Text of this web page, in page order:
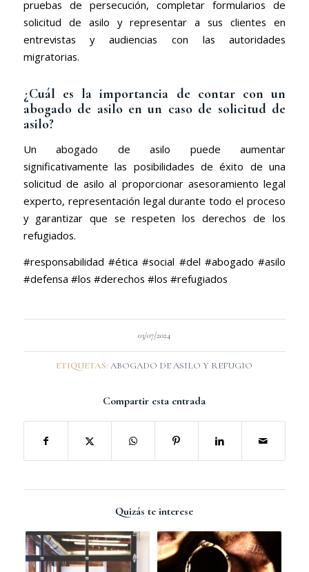
pruebas de persecución, completar formularios de
solicitud de asilo y representar a sus clientes en
entrevistas y audiencias con las autoridades
migratorias.
¿Cuál es la importancia de contar con un
abogado de asilo en un caso de solicitud de
asilo?
Un abogado de asilo puede aumentar
significativamente las posibilidades de éxito de una
solicitud de asilo al proporcionar asesoramiento legal
experto, representación legal durante todo el proceso
y garantizar que se respeten los derechos de los
refugiados.
#responsabilidad #ética #social #del #abogado #asilo
#defensa #los #derechos #los #refugiados
03/07/2024
ETIQUETAS: ABOGADO DE ASILO Y REFUGIO
Compartir esta entrada
Quizás te interese